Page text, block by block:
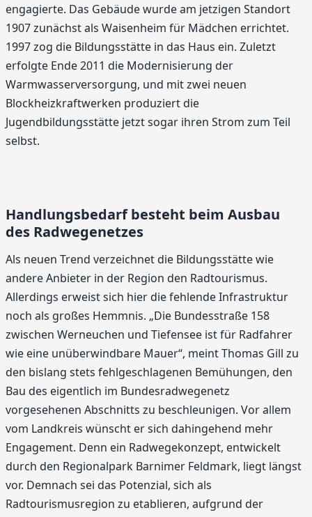
engagierte. Das Gebäude wurde am jetzigen Standort
1907 zunächst als Waisenheim für Mädchen errichtet.
1997 zog die Bildungsstätte in das Haus ein. Zuletzt
erfolgte Ende 2011 die Modernisierung der
Warmwasserversorgung, und mit zwei neuen
Blockheizkraftwerken produziert die
Jugendbildungsstätte jetzt sogar ihren Strom zum Teil
selbst.
Handlungsbedarf besteht beim Ausbau
des Radwegenetzes
Als neuen Trend verzeichnet die Bildungsstätte wie
andere Anbieter in der Region den Radtourismus.
Allerdings erweist sich hier die fehlende Infrastruktur
noch als großes Hemmnis. „Die Bundesstraße 158
zwischen Werneuchen und Tiefensee ist für Radfahrer
wie eine unüberwindbare Mauer“, meint Thomas Gill zu
den bislang stets fehlgeschlagenen Bemühungen, den
Bau des eigentlich im Bundesradwegenetz
vorgesehenen Abschnitts zu beschleunigen. Vor allem
vom Landkreis wünscht er sich dahingehend mehr
Engagement. Denn ein Radwegekonzept, entwickelt
durch den Regionalpark Barnimer Feldmark, liegt längst
vor. Demnach sei das Potenzial, sich als
Radtourismusregion zu etablieren, aufgrund der